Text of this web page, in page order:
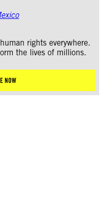
rights everywhere.
the lives of millions.
NOW